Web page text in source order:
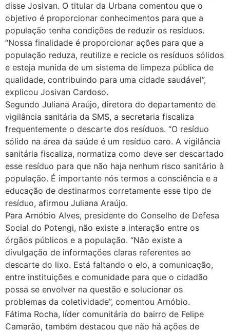
disse Josivan. O titular da Urbana comentou que o
objetivo é proporcionar conhecimentos para que a
população tenha condições de reduzir os resíduos.
“Nossa finalidade é proporcionar ações para que a
população reduza, reutilize e recicle os resíduos sólidos
e esteja munida de um sistema de limpeza pública de
qualidade, contribuindo para uma cidade saudável”,
explicou Josivan Cardoso.
Segundo Juliana Araújo, diretora do departamento de
vigilância sanitária da SMS, a secretaria fiscaliza
frequentemente o descarte dos resíduos. “O resíduo
sólido na área da saúde é um resíduo caro. A vigilância
sanitária fiscaliza, normatiza como deve ser descartado
esse resíduo para que não haja nenhum risco sanitário à
população. É importante nós termos a consciência e a
educação de destinarmos corretamente esse tipo de
resíduo, afirmou Juliana Araújo.
Para Arnóbio Alves, presidente do Conselho de Defesa
Social do Potengi, não existe a interação entre os
órgãos públicos e a população. “Não existe a
divulgação de informações claras referentes ao
descarte do lixo. Está faltando o elo, a comunicação,
entre instituições e comunidade para que o cidadão
possa se envolver na questão e solucionar os
problemas da coletividade”, comentou Arnóbio.
Fátima Rocha, líder comunitária do bairro de Felipe
Camarão, também destacou que não há ações de